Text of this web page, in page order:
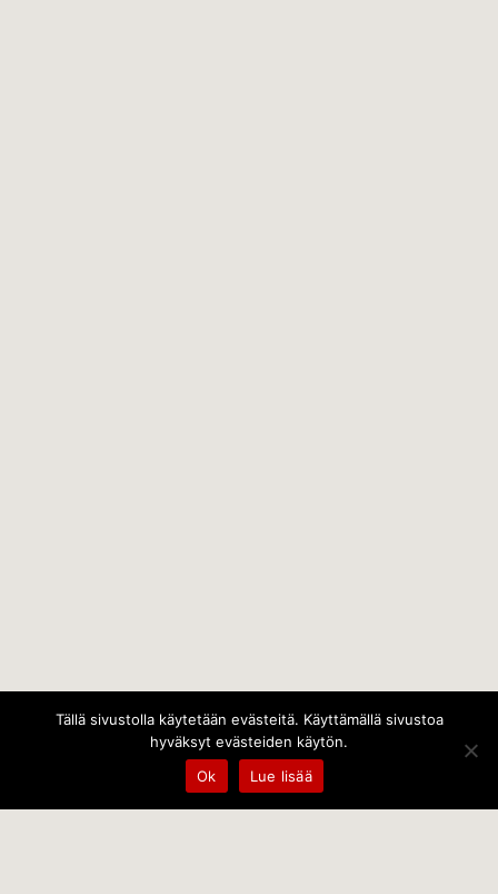
Tällä sivustolla käytetään evästeitä. Käyttämällä sivustoa
hyväksyt evästeiden käytön.
Ok
Lue lisää